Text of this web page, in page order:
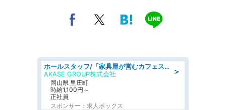
＞
ホールスタッフ/「家具屋が営むカフェスタッフ!」週2日～OK!嬉しいまかない付き/岡山県/浅口郡里庄町
AKASE GROUP株式会社
岡山県 里庄町
時給1,100円～
正社員
スポンサー：求人ボックス